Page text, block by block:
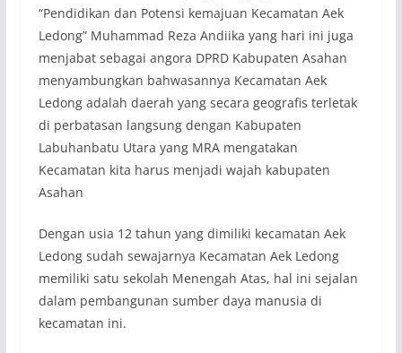
“Pendidikan dan Potensi kemajuan Kecamatan Aek
Ledong” Muhammad Reza Andiika yang hari ini juga
menjabat sebagai angora DPRD Kabupaten Asahan
menyambungkan bahwasannya Kecamatan Aek
Ledong adalah daerah yang secara geografis terletak
di perbatasan langsung dengan Kabupaten
Labuhanbatu Utara yang MRA mengatakan
Kecamatan kita harus menjadi wajah kabupaten
Asahan
Dengan usia 12 tahun yang dimiliki kecamatan Aek
Ledong sudah sewajarnya Kecamatan Aek Ledong
memiliki satu sekolah Menengah Atas, hal ini sejalan
dalam pembangunan sumber daya manusia di
kecamatan ini.